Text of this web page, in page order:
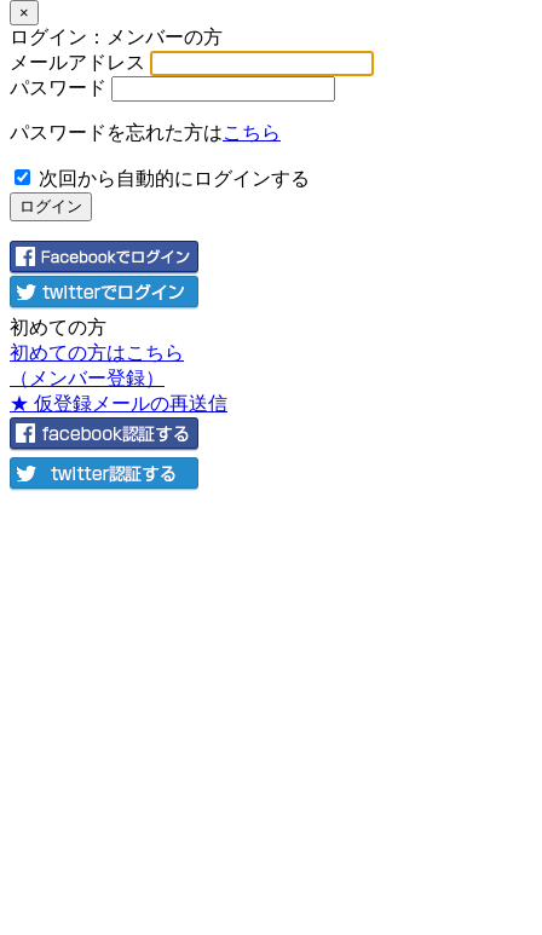
×
ログイン：メンバーの方
メールアドレス
パスワード
パスワードを忘れた方はこちら
次回から自動的にログインする
初めての方
初めての方はこちら
（メンバー登録）
★ 仮登録メールの再送信